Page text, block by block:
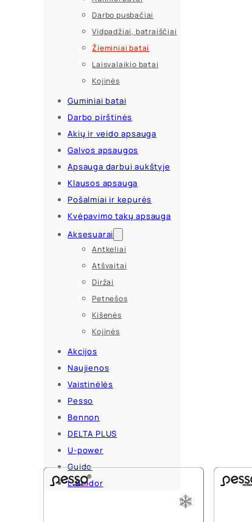
Darbo pusbačiai
Vidpadžiai, batraiščiai
Žieminiai batai
Laisvalaikio batai
Kojinės
Guminiai batai
Darbo pirštinės
Akių ir veido apsauga
Galvos apsaugos
Apsauga darbui aukštyje
Klausos apsauga
Pošalmiai ir kepurės
Kvėpavimo takų apsauga
Aksesuarai
Antkeliai
Atšvaitai
Diržai
Petnešos
Kišenės
Kojinės
Akcijos
Naujienos
Vaistinėlės
Pesso
Bennon
DELTA PLUS
U-power
Guide
L.Brador